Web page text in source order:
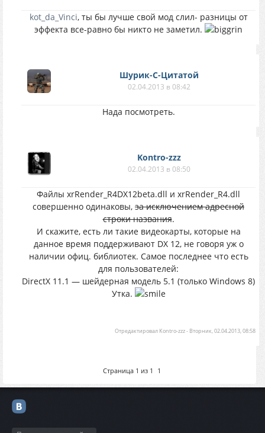
kot_da_Vinci, ты бы лучше свой мод слил- разницы от
эффекта все-равно бы никто не заметил.
Шурик-С-Цитатой
02.04.2013 в 08:42
Нада посмотреть.
Kontro-zzz
02.04.2013 в 08:50
Файлы xrRender_R4DX12beta.dll и xrRender_R4.dll
совершенно одинаковы, за исключением адресной
строки названия.
И скажите, есть ли такие видеокарты, которые на
данное время поддерживают DX 12, не говоря уж о
наличии офиц. библиотек. Самое последнее что есть
для пользователей:
DirectX 11.1 — шейдерная модель 5.1 (только Windows 8)
Утка.
Отредактировал Kontro-zzz- Вторник, 02.04.2013, 08:58
Страница 1 из 1 1